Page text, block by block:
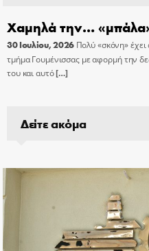
Χαμηλά την…
30 Ιουλίου, 2026 Πολύ «σκόνη»
τμήμα Γουμένισσας με αφορμή την
του και αυτό[…]
Δείτε ακόμα